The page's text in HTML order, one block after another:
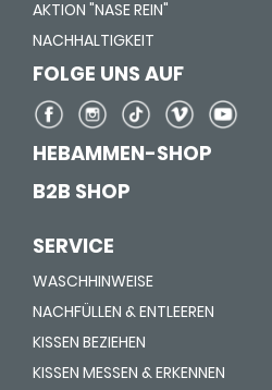
AKTION "NASE REIN"
NACHHALTIGKEIT
FOLGE UNS AUF
HEBAMMEN-SHOP
B2B SHOP
SERVICE
WASCHHINWEISE
NACHFÜLLEN & ENTLEEREN
KISSEN BEZIEHEN
KISSEN MESSEN & ERKENNEN